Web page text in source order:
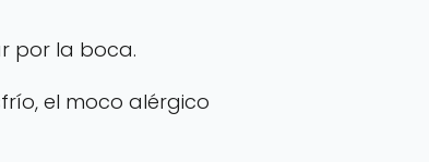
por la boca.
el moco alérgico